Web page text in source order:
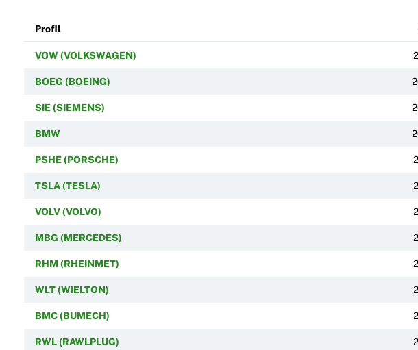
Profil
VOW (VOLKSWAGEN)
BOEG (BOEING)
SIE (SIEMENS)
BMW
PSHE (PORSCHE)
TSLA (TESLA)
VOLV (VOLVO)
MBG (MERCEDES)
RHM (RHEINMET)
WLT (WIELTON)
BMC (BUMECH)
RWL (RAWLPLUG)